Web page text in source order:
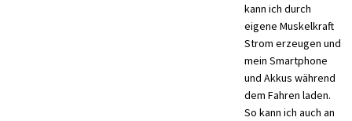
kann ich durch
eigene Muskelkraft
Strom erzeugen und
mein Smartphone
und Akkus während
dem Fahren laden.
So kann ich auch an